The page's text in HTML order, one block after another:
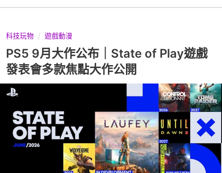
科技玩物 遊戲動漫
PS5 9月大作公布｜State of Play遊戲
發表會多款焦點大作公開